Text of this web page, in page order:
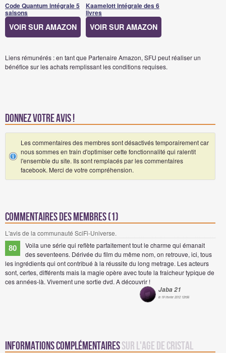
Code Quantum intégrale 5
saisons
VOIR SUR AMAZON
Kaamelott intégrale des 6
livres
VOIR SUR AMAZON
Liens rémunérés : en tant que Partenaire Amazon, SFU peut réaliser un
bénéfice sur les achats remplissant les conditions requises.
Donnez votre avis !
Les commentaires des membres sont désactivés temporairement car
nous sommes en train d'optimiser cette fonctionnalité qui ralentit
l'ensemble du site. Ils sont remplacés par les commentaires
facebook. Merci de votre compréhension.
Commentaires des membres (1)
L'avis de la communauté SciFi-Universe.
80
Voila une série qui reflète parfaitement tout le charme qui émanait
des seventeens. Dérivée du film du même nom, on retrouve, ici, tous
les ingrédients qui ont contribué à la réussite du long metrage. Les acteurs
sont, certes, différents mais la magie opère avec toute la fraicheur typique de
ces années-là. Vivement une sortie dvd. A découvrir !
Jaba 21
le 18 février 2012 12h56
Informations complémentairessur L'Age de Cristal